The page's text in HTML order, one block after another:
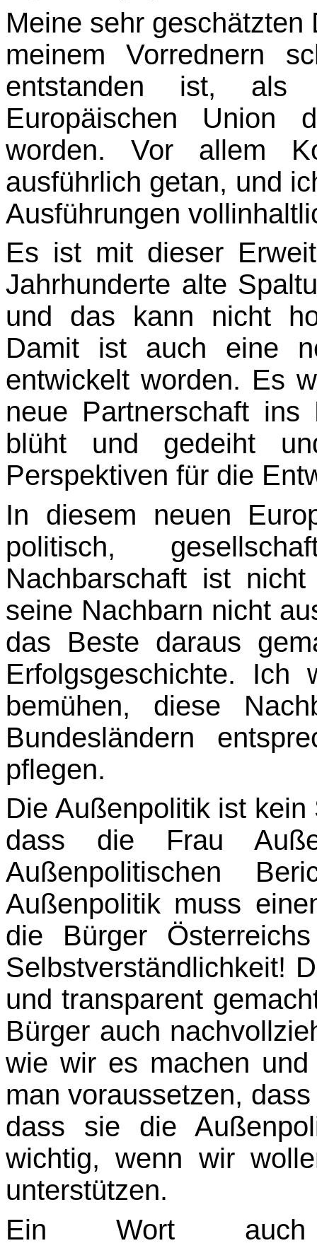
Meine sehr
meinem Vorrednern
entstanden ist,
Europäischen Union
worden. Vor allem
ausführlich getan, und
Ausführungen
Es ist mit dieser
Jahrhunderte alte
und das kann nicht
Damit ist auch eine
entwickelt worden. Es
neue Partnerschaft
blüht und gedeiht
Perspektiven für die
In diesem neuen
politisch,
Nachbarschaft ist
seine Nachbarn nicht
das Beste daraus
Erfolgsgeschichte.
bemühen, diese
Bundesländern
pflegen.
Die Außenpolitik ist
dass die Frau
Außenpolitischen
Außenpolitik muss
die Bürger
Selbstver­ständlichkeit!
und transparent
Bürger auch
wie wir es ma­chen
man voraussetzen,
dass sie die
wichtig, wenn wir
unterstützen.
Ein Wort auch